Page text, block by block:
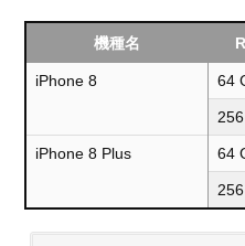
機種名
iPhone 8 64
iPhone 8 Plus 64